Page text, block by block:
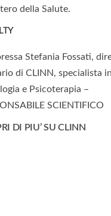
della Salute.
Stefania Fossati,
di CLINN, specialista in
e Psicoterapia –
SCIENTIFICO
DI PIU’ SU CLINN